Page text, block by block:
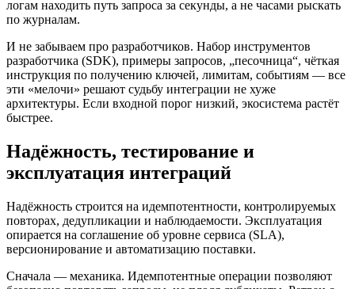
логам находить путь запроса за секунды, а не часами рыскать
по журналам.
И не забываем про разработчиков. Набор инструментов
разработчика (SDK), примеры запросов, „песочница“, чёткая
инструкция по получению ключей, лимитам, событиям — все
эти «мелочи» решают судьбу интеграции не хуже
архитектуры. Если входной порог низкий, экосистема растёт
быстрее.
Надёжность, тестирование и
эксплуатация интеграций
Надёжность строится на идемпотентности, контролируемых
повторах, дедупликации и наблюдаемости. Эксплуатация
опирается на соглашение об уровне сервиса (SLA),
версионирование и автоматизацию поставки.
Сначала — механика. Идемпотентные операции позволяют